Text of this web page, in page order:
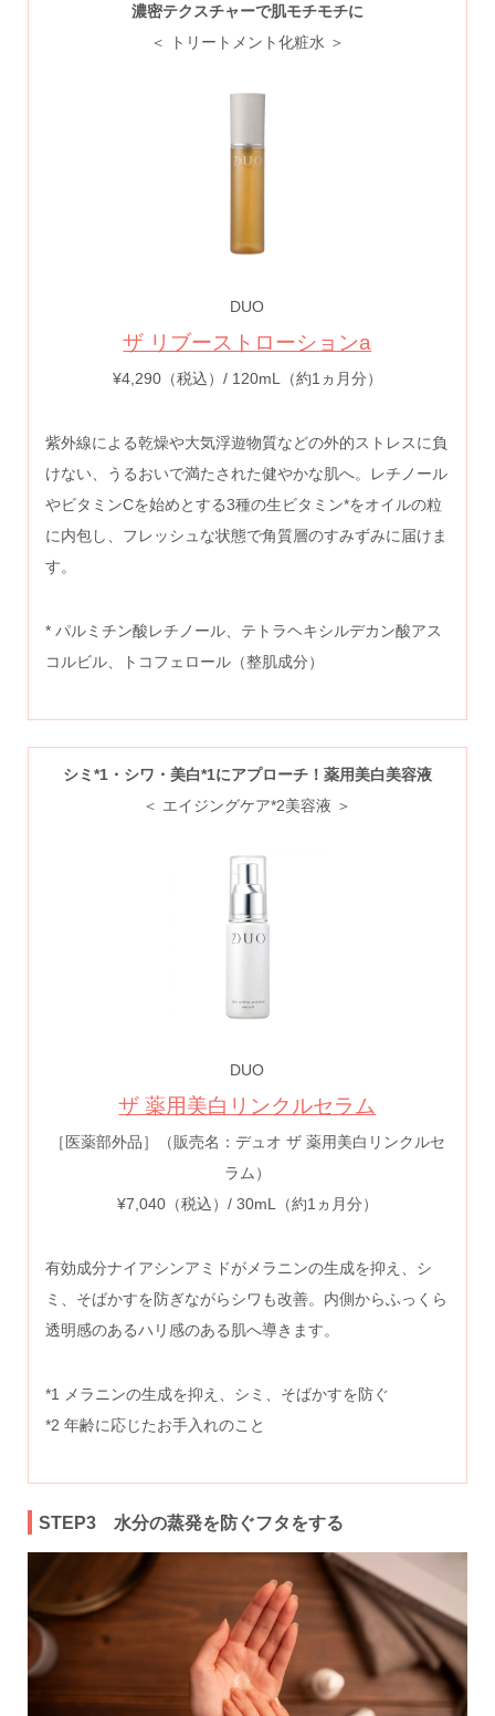
濃密テクスチャーで肌モチモチに
＜ トリートメント化粧水 ＞
DUO
ザ リブーストローションa
¥4,290（税込）/ 120mL（約1ヵ月分）
紫外線による乾燥や大気浮遊物質などの外的ストレスに負
けない、うるおいで満たされた健やかな肌へ。レチノール
やビタミンCを始めとする3種の生ビタミン*をオイルの粒
に内包し、フレッシュな状態で角質層のすみずみに届けま
す。
* パルミチン酸レチノール、テトラヘキシルデカン酸アス
コルビル、トコフェロール（整肌成分）
シミ*1・シワ・美白*1にアプローチ！薬用美白美容液
＜ エイジングケア*2美容液 ＞
DUO
ザ 薬用美白リンクルセラム
［医薬部外品］（販売名：デュオ ザ 薬用美白リンクルセ
ラム）
¥7,040（税込）/ 30mL（約1ヵ月分）
有効成分ナイアシンアミドがメラニンの生成を抑え、シ
ミ、そばかすを防ぎながらシワも改善。内側からふっくら
透明感のあるハリ感のある肌へ導きます。
*1 メラニンの生成を抑え、シミ、そばかすを防ぐ
*2 年齢に応じたお手入れのこと
STEP3 水分の蒸発を防ぐフタをする